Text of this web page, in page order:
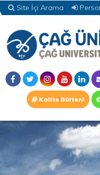
Site İçi Arama
Kalite Bülteni